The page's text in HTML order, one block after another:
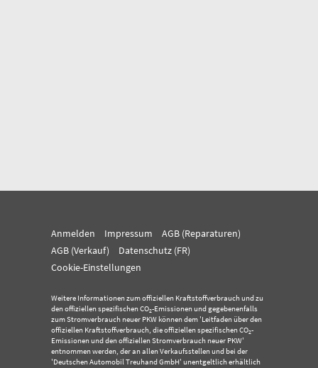
Anmelden Impressum
AGB (Reparaturen)
AGB (Verkauf)
Datenschutz (FR)
Cookie-Einstellungen
Weitere Informationen zum offiziellen Kraftstoffverbrauch und zu
den offiziellen spezifischen CO2-Emissionen und gegebenenfalls
zum Stromverbrauch neuer PKW können dem 'Leitfaden über den
offiziellen Kraftstoffverbrauch, die offiziellen spezifischen CO2-
Emissionen und den offiziellen Stromverbrauch neuer PKW'
entnommen werden, der an allen Verkaufsstellen und bei der
'Deutschen Automobil Treuhand GmbH' unentgeltlich erhältlich